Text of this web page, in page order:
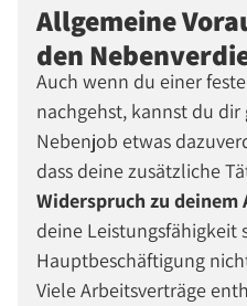
Allgemeine
den
Auch wenn du einer
nachgehst, kannst du
Nebenjob etwas
dass deine zusätzliche
Widerspruch zu
deine Leistungsfähigkeit
Hauptbeschäftigung
Viele Arbeitsverträge